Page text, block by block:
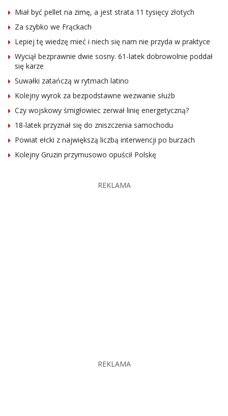
Miał być pellet na zimę, a jest strata 11 tysięcy złotych
Za szybko we Frąckach
Lepiej tę wiedzę mieć i niech się nam nie przyda w praktyce
Wyciął bezprawnie dwie sosny. 61-latek dobrowolnie poddał
się karze
Suwałki zatańczą w rytmach latino
Kolejny wyrok za bezpodstawne wezwanie służb
Czy wojskowy śmigłowiec zerwał linię energetyczną?
18-latek przyznał się do zniszczenia samochodu
Powiat ełcki z największą liczbą interwencji po burzach
Kolejny Gruzin przymusowo opuścił Polskę
REKLAMA
REKLAMA